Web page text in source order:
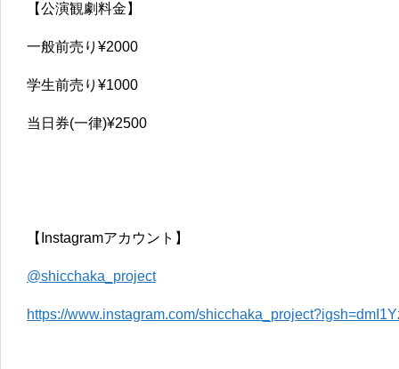
【公演観劇料金】
一般前売り¥2000
学生前売り¥1000
当日券(一律)¥2500
【Instagramアカウント】
@shicchaka_project
https://www.instagram.com/